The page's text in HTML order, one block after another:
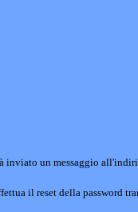
inviato un messaggio
il reset della password